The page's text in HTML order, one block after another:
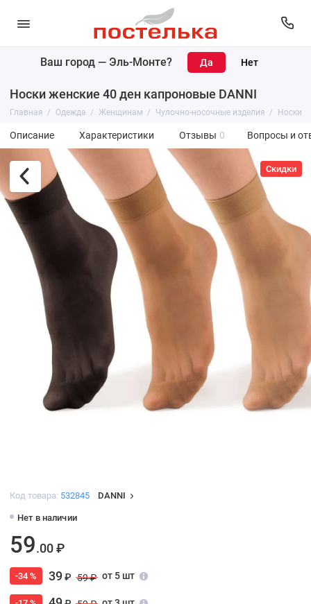
Ваш город — Эль-Монте?
Носки женские 40 ден капроновые DANNI
Главная Одежда Женщинам Чулочно-носочные изделия Носки
Описание Характеристики Отзывы 0 Вопросы и
Скидки
Код товара: 532845 DANNI
Нет в наличии
59.00 ₽
-34 % 39₽ 59 ₽ от 5 шт